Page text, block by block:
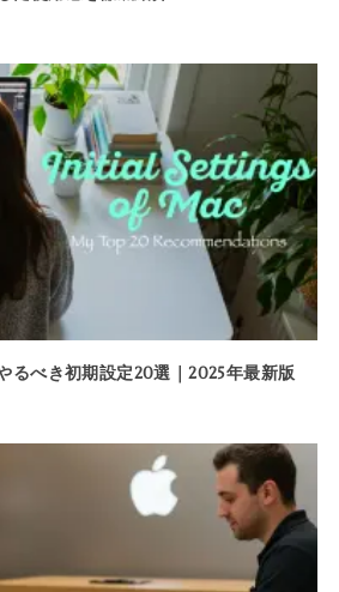
るべき初期設定20選｜2025年最新版